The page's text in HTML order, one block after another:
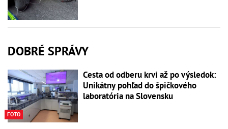
DOBRÉ SPRÁVY
FOTO
Cesta od odberu krvi až po výsledok:
Unikátny pohľad do špičkového
laboratória na Slovensku